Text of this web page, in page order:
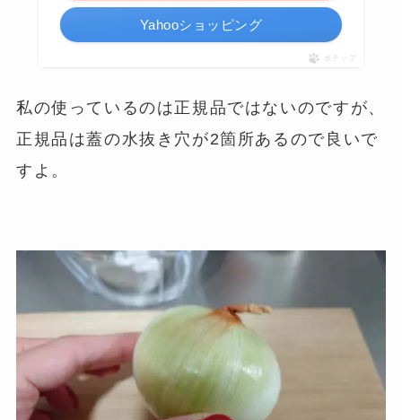
Yahooショッピング
ポチップ
私の使っているのは正規品ではないのですが、
正規品は蓋の水抜き穴が2箇所あるので良いで
すよ。